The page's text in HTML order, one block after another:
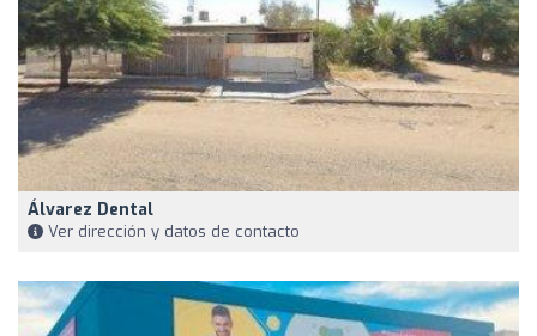
Álvarez Dental
Ver dirección y datos de contacto